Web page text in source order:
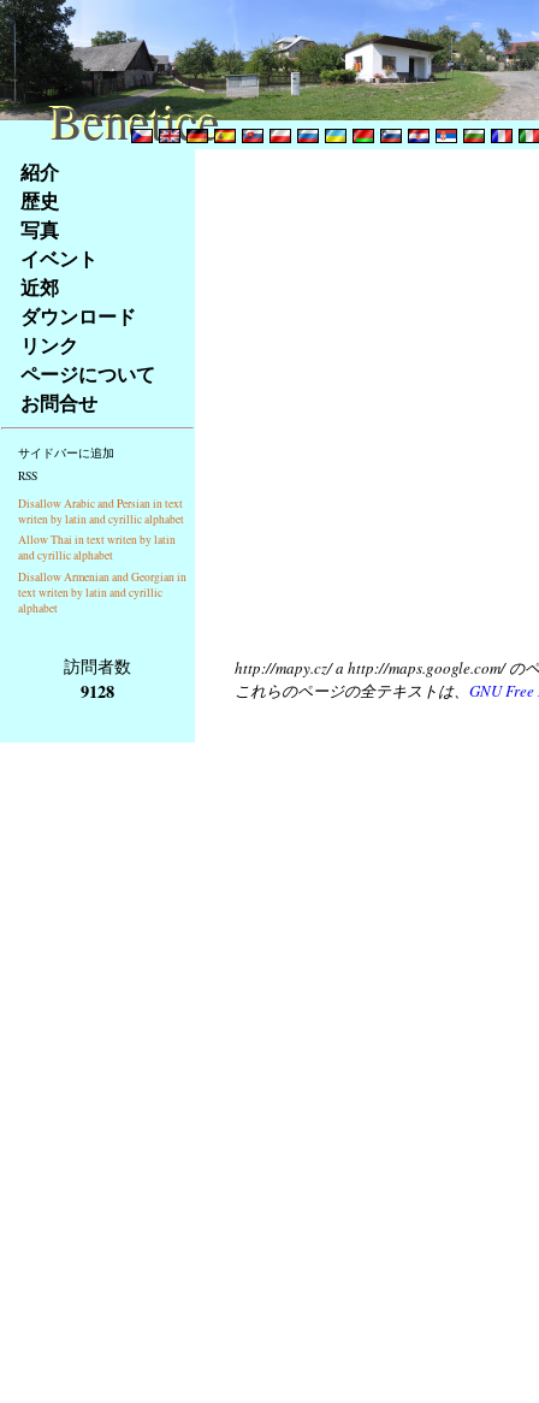
Na
obsah
stránky
Klávesové
zkratky
tomto
webu
základní
Hlavní
strana
紹介
歴史
写真
イベント
近郊
ダウンロード
リンク
ページについて
お問合せ
サイドバーに追加
RSS
Disallow Arabic and Persian in text
writen by latin and cyrillic alphabet
Allow Thai in text writen by latin
and cyrillic alphabet
Disallow Armenian and Georgian in
text writen by latin and cyrillic
alphabet
訪問者数
9128
http://mapy.cz/ a http://maps.google.com/
これらのページの全テキストは、 GNU
Benetice
Benetice